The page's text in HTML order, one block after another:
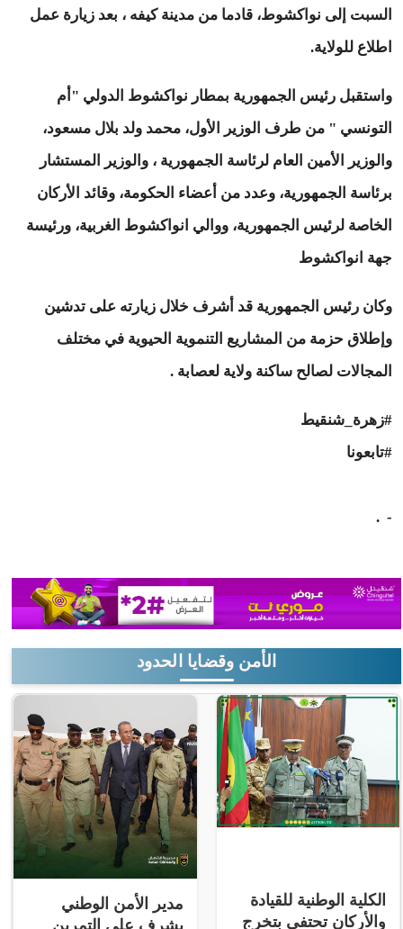
السبت إلى نواكشوط، قادما من مدينة كيفه ، بعد زيارة عمل
اطلاع للولاية.
واستقبل رئيس الجمهورية بمطار نواكشوط الدولي "أم
التونسي " من طرف الوزير الأول، محمد ولد بلال مسعود،
والوزير الأمين العام لرئاسة الجمهورية ، والوزير المستشار
برئاسة الجمهورية، وعدد من أعضاء الحكومة، وقائد الأركان
الخاصة لرئيس الجمهورية، ووالي انواكشوط الغربية، ورئيسة
جهة انواكشوط
وكان رئيس الجمهورية قد أشرف خلال زيارته على تدشين
وإطلاق حزمة من المشاريع التنموية الحيوية في مختلف
المجالات لصالح ساكنة ولاية لعصابة .
#زهرة_شنقيط
#تابعونا
- ⁠‎ .
الأمن وقضايا الحدود
الكلية الوطنية للقيادة
والأركان تحتفي بتخرج
مدير الأمن الوطني
يشرف على التمرين